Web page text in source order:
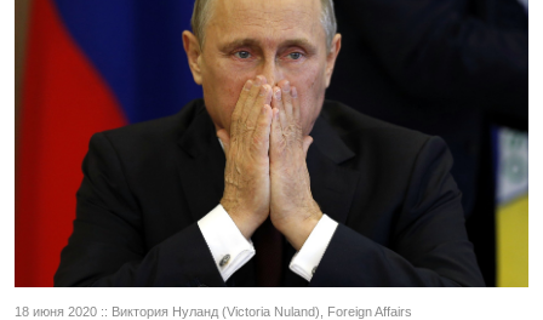
18 июня 2020 :: Виктория Нуланд (Victoria Nuland), Foreign Affairs